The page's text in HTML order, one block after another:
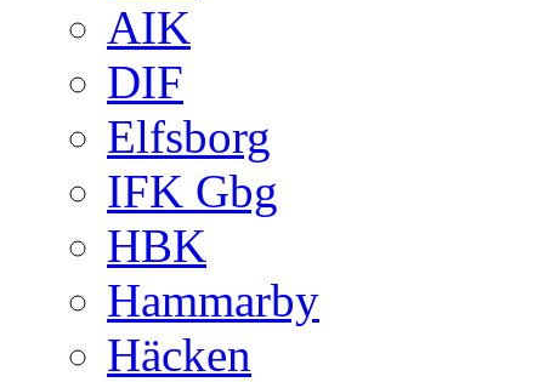
AIK
DIF
Elfsborg
IFK Gbg
HBK
Hammarby
Häcken